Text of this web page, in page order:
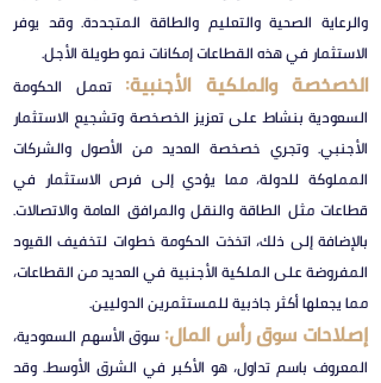
والرعاية الصحية والتعليم والطاقة المتجددة. وقد يوفر
الاستثمار في هذه القطاعات إمكانات نمو طويلة الأجل.
الخصخصة والملكية الأجنبية: تعمل الحكومة
السعودية بنشاط على تعزيز الخصخصة وتشجيع الاستثمار
الأجنبي. وتجري خصخصة العديد من الأصول والشركات
المملوكة للدولة، مما يؤدي إلى فرص الاستثمار في
قطاعات مثل الطاقة والنقل والمرافق العامة والاتصالات.
بالإضافة إلى ذلك، اتخذت الحكومة خطوات لتخفيف القيود
المفروضة على الملكية الأجنبية في العديد من القطاعات،
مما يجعلها أكثر جاذبية للمستثمرين الدوليين.
إصلاحات سوق رأس المال: سوق الأسهم السعودية،
المعروف باسم تداول، هو الأكبر في الشرق الأوسط. وقد